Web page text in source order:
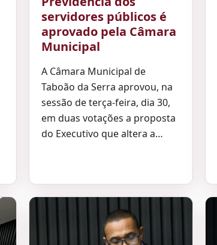
servidores públicos é
aprovado pela Câmara
Municipal
A Câmara Municipal de
Taboão da Serra aprovou, na
sessão de terça-feira, dia 30,
em duas votações a proposta
do Executivo que altera a…